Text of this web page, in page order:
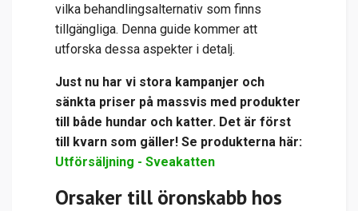
vilka behandlingsalternativ som finns
tillgängliga. Denna guide kommer att
utforska dessa aspekter i detalj.
Just nu har vi stora kampanjer och
sänkta priser på massvis med produkter
till både hundar och katter. Det är först
till kvarn som gäller! Se produkterna här:
Utförsäljning - Sveakatten
Orsaker till öronskabb hos